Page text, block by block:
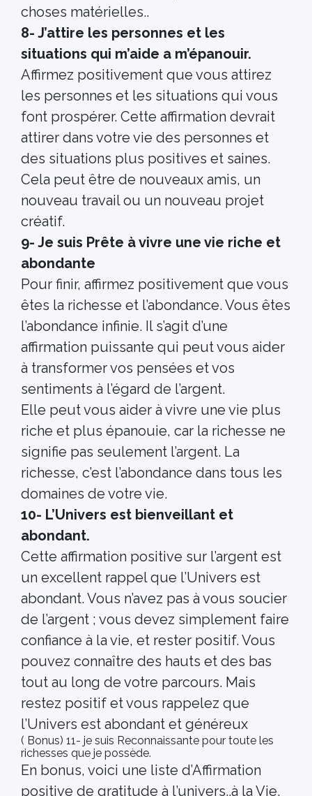
choses matérielles..
8- J’attire les personnes et les
situations qui m’aide a m’épanouir.
Affirmez positivement que vous attirez
les personnes et les situations qui vous
font prospérer. Cette affirmation devrait
attirer dans votre vie des personnes et
des situations plus positives et saines.
Cela peut être de nouveaux amis, un
nouveau travail ou un nouveau projet
créatif.
9- Je suis Prête à vivre une vie riche et
abondante
Pour finir, affirmez positivement que vous
êtes la richesse et l’abondance. Vous êtes
l’abondance infinie. Il s’agit d’une
affirmation puissante qui peut vous aider
à transformer vos pensées et vos
sentiments à l’égard de l’argent.
Elle peut vous aider à vivre une vie plus
riche et plus épanouie, car la richesse ne
signifie pas seulement l’argent. La
richesse, c’est l’abondance dans tous les
domaines de votre vie.
10- L’Univers est bienveillant et
abondant.
Cette affirmation positive sur l’argent est
un excellent rappel que l’Univers est
abondant. Vous n’avez pas à vous soucier
de l’argent ; vous devez simplement faire
confiance à la vie, et rester positif. Vous
pouvez connaître des hauts et des bas
tout au long de votre parcours. Mais
restez positif et vous rappelez que
l’Univers est abondant et généreux
( Bonus) 11- je suis Reconnaissante pour toute les
richesses que je possède.
En bonus, voici une liste d’Affirmation
positive de gratitude à l’univers..à la Vie.